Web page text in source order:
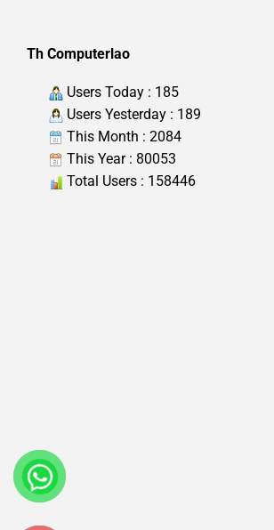
Th Computerlao
Users Today : 185
Users Yesterday : 189
This Month : 2084
This Year : 80053
Total Users : 158446